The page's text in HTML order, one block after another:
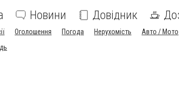
Новини Довідник
Оголошення Погода Нерухомість Авто / Мото